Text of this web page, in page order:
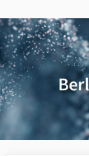
to
content